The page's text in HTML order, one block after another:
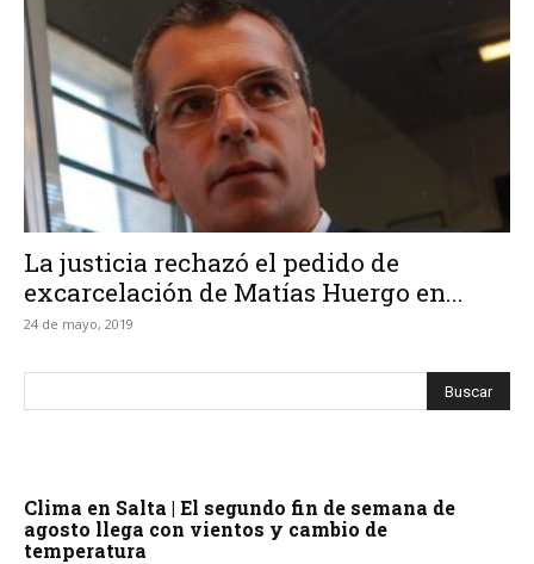
La justicia rechazó el pedido de
excarcelación de Matías Huergo en...
24 de mayo, 2019
Clima en Salta | El segundo fin de semana de
agosto llega con vientos y cambio de
temperatura